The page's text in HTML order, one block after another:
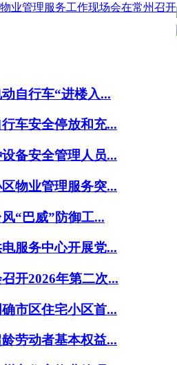
业管理服务工作现场会在常州召开
自行车“进楼入...
车安全停放和充...
备安全管理人员...
物业管理服务突...
“巴威”防御工...
服务中心开展党...
开2026年第二次...
确市区住宅小区首...
龄劳动者基本权益...